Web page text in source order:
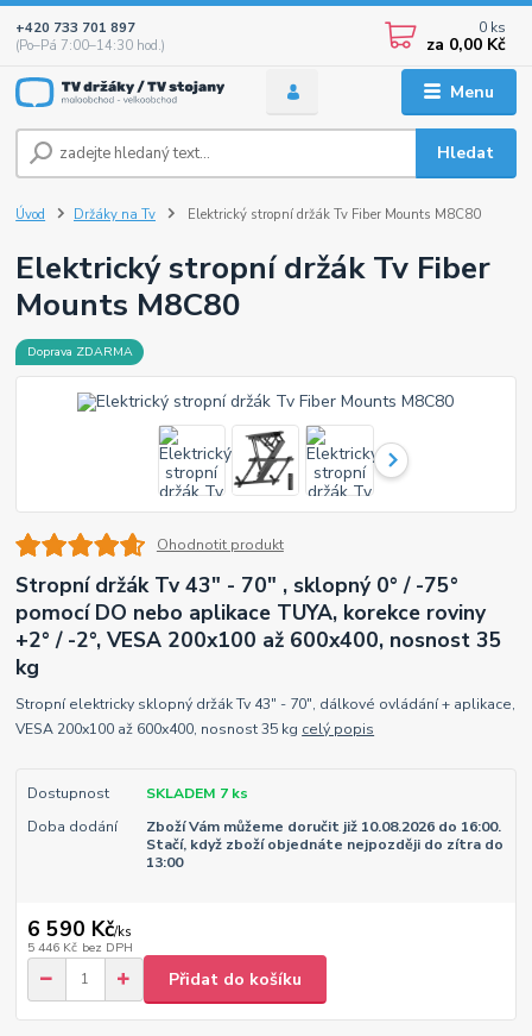
Menu
Hledat
+420 733 701 897
(Po–Pá 7:00–14:30 hod.)
0 ks
za 0,00 Kč
Úvod Držáky na Tv Elektrický stropní držák Tv Fiber Mounts M8C80
Elektrický stropní držák Tv Fiber
Mounts M8C80
Doprava ZDARMA
Ohodnotit produkt
Stropní držák Tv 43" - 70" , sklopný 0° / -75°
pomocí DO nebo aplikace TUYA, korekce roviny
+2° / -2°, VESA 200x100 až 600x400, nosnost 35
kg
Stropní elektricky sklopný držák Tv 43" - 70", dálkové ovládání + aplikace,
VESA 200x100 až 600x400, nosnost 35 kg celý popis
Dostupnost
SKLADEM 7 ks
Doba dodání
Zboží Vám můžeme doručit již 10.08.2026 do 16:00.
Stačí, když zboží objednáte nejpozději do zítra do
13:00
6 590 Kč/ks
5 446 Kč bez DPH
Přidat do košíku